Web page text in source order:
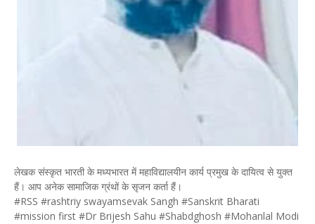
लेखक संस्कृत भारती के मध्यभारत में महाविद्यालयीन कार्य प्रमुख के दायित्व से युक्त
हैं। आप अनेक सामाजिक ग्रंथों के सृजन कर्ता हैं।
#RSS #rashtriy swayamsevak Sangh #Sanskrit Bharati
#mission first #Dr Brijesh Sahu #Shabdghosh #Mohanlal Modi